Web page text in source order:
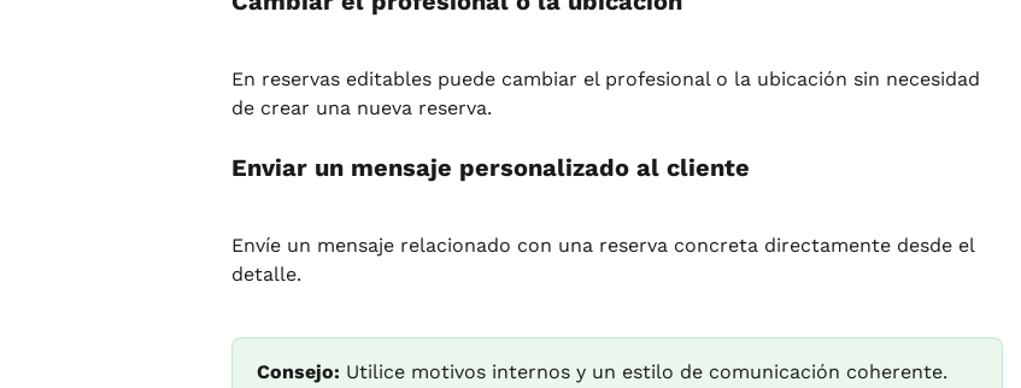
En reservas editables puede cambiar el profesional o la ubicación sin necesidad
de crear una nueva reserva.
Enviar un mensaje personalizado al cliente
Envíe un mensaje relacionado con una reserva concreta directamente desde el
detalle.
Consejo: Utilice motivos internos y un estilo de comunicación coherente.